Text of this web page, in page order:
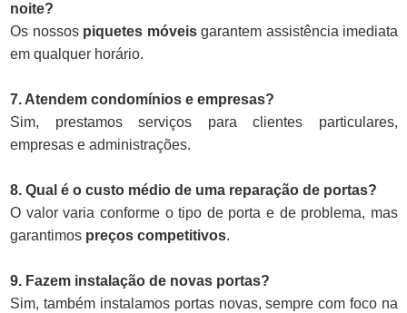
noite?
Os nossos piquetes móveisgarantem assistência imediata
em qualquer horário.
7. Atendem condomínios e empresas?
Sim, prestamos serviços para clientes particulares,
empresas e administrações.
8. Qual é o custo médio de uma reparação de portas?
O valor varia conforme o tipo de porta e de problema, mas
garantimos preços competitivos.
9. Fazem instalação de novas portas?
Sim, também instalamos portas novas, sempre com foco na